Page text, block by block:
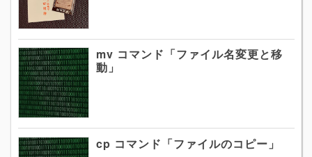
mv コマンド「ファイル名変更と移
動」
cp コマンド「ファイルのコピー」